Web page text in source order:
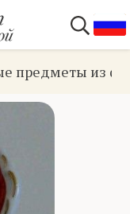
предметы из